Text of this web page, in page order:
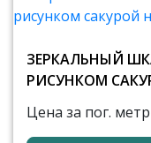
ЗЕРКАЛЬНЫЙ
РИСУНКОМ
Цена за пог.